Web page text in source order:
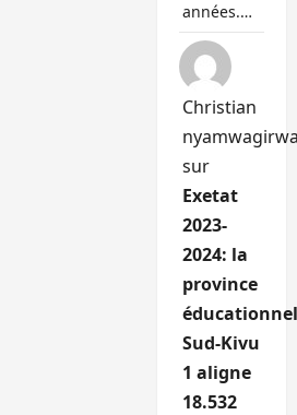
années.…
Christian
sur
Exetat
2023-
2024: la
province
Sud-Kivu
1 aligne
18.532